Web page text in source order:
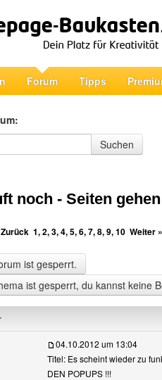
Forum Tipps
Suchen
noch - Seiten
1,2,3,4,5,6,7,8,9,10 Weiter »
ist gesperrt.
ist gesperrt, du kannst keine
04.10.2012 um 13:04
Titel: Es scheint wieder zu
DEN POPUPS !!!